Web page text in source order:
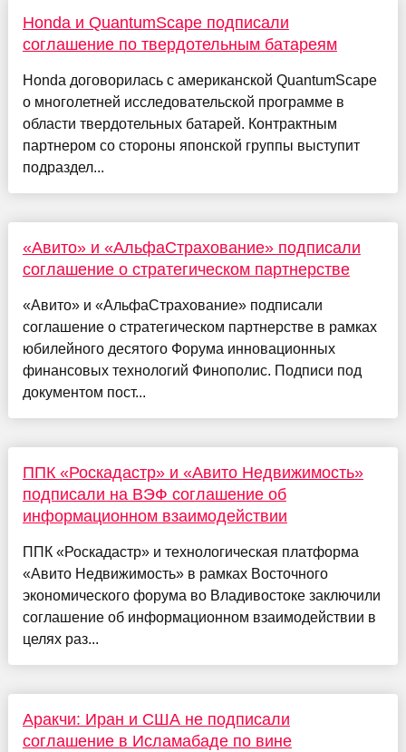
Honda и QuantumScape подписали
соглашение по твердотельным батареям
Honda договорилась с американской QuantumScape
о многолетней исследовательской программе в
области твердотельных батарей. Контрактным
партнером со стороны японской группы выступит
подраздел...
«Авито» и «АльфаСтрахование» подписали
соглашение о стратегическом партнерстве
«Авито» и «АльфаСтрахование» подписали
соглашение о стратегическом партнерстве в рамках
юбилейного десятого Форума инновационных
финансовых технологий Финополис. Подписи под
документом пост...
ППК «Роскадастр» и «Авито Недвижимость»
подписали на ВЭФ соглашение об
информационном взаимодействии
ППК «Роскадастр» и технологическая платформа
«Авито Недвижимость» в рамках Восточного
экономического форума во Владивостоке заключили
соглашение об информационном взаимодействии в
целях раз...
Аракчи: Иран и США не подписали
соглашение в Исламабаде по вине